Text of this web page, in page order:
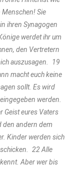
Sie
ihren Synagogen
werdet ihr um
den Vertretern
auszusagen. 19
macht euch keine
sollt. Es wird
werden.
Geist eures Vaters
den andern dem
Kinder werden sich
22 Alle
Aber wer bis